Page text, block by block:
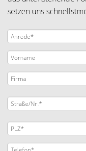
setzen uns